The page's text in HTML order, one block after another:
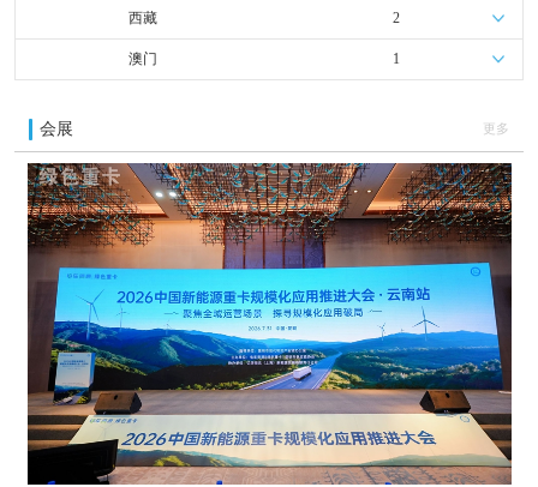
西藏 2
澳门 1
会展 更多